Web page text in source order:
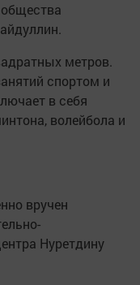
метров.
спортом и
в себя
волейбола и
вручен
Нуретдину